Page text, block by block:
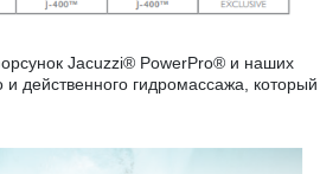
Jacuzzi® PowerPro® и наших
действенного гидромассажа, который